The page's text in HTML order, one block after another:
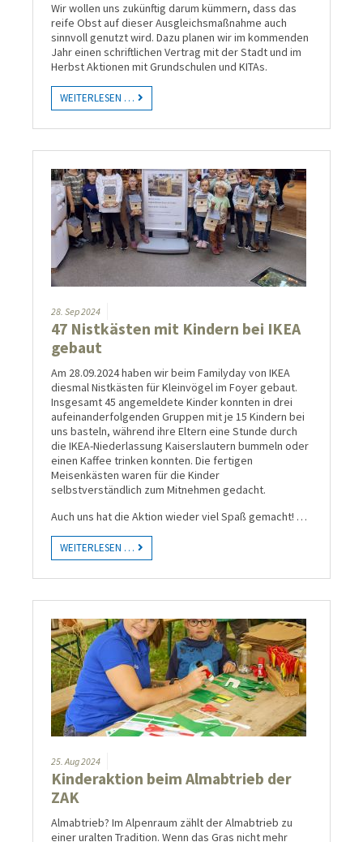
Wir wollen uns zukünftig darum kümmern, dass das
reife Obst auf dieser Ausgleichsmaßnahme auch
sinnvoll genutzt wird. Dazu planen wir im kommenden
Jahr einen schriftlichen Vertrag mit der Stadt und im
Herbst Aktionen mit Grundschulen und KITAs.
WEITERLESEN …
28. Sep2024
47 Nistkästen mit Kindern bei IKEA
gebaut
Am 28.09.2024 haben wir beim Familyday von IKEA
diesmal Nistkästen für Kleinvögel im Foyer gebaut.
Insgesamt 45 angemeldete Kinder konnten in drei
aufeinanderfolgenden Gruppen mit je 15 Kindern bei
uns basteln, während ihre Eltern eine Stunde durch
die IKEA-Niederlassung Kaiserslautern bummeln oder
einen Kaffee trinken konnten. Die fertigen
Meisenkästen waren für die Kinder
selbstverständlich zum Mitnehmen gedacht.
Auch uns hat die Aktion wieder viel Spaß gemacht! …
WEITERLESEN …
25. Aug 2024
Kinderaktion beim Almabtrieb der
ZAK
Almabtrieb? Im Alpenraum zählt der Almabtrieb zu
einer uralten Tradition. Wenn das Gras nicht mehr